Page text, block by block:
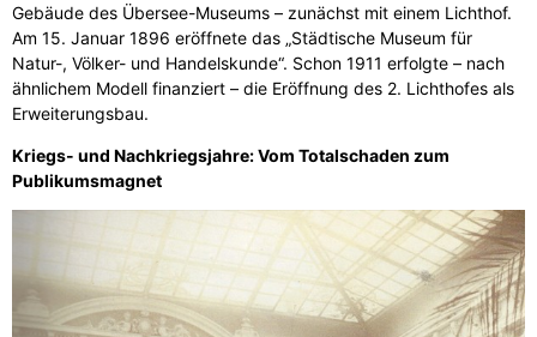
Gebäude des Übersee-Museums – zunächst mit einem Lichthof.
Am 15. Januar 1896 eröffnete das „Städtische Museum für
Natur-, Völker- und Handelskunde“. Schon 1911 erfolgte – nach
ähnlichem Modell finanziert – die Eröffnung des 2. Lichthofes als
Erweiterungsbau.
Kriegs- und Nachkriegsjahre: Vom Totalschaden zum
Publikumsmagnet